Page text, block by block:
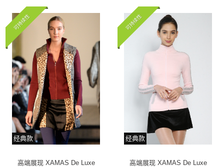
经典款
高端展现 XAMAS De Luxe
可持续性
经典款
高端展现 XAMAS De Luxe
可持续性